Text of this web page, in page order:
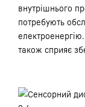
внутрішнього
потребують
також сприяє